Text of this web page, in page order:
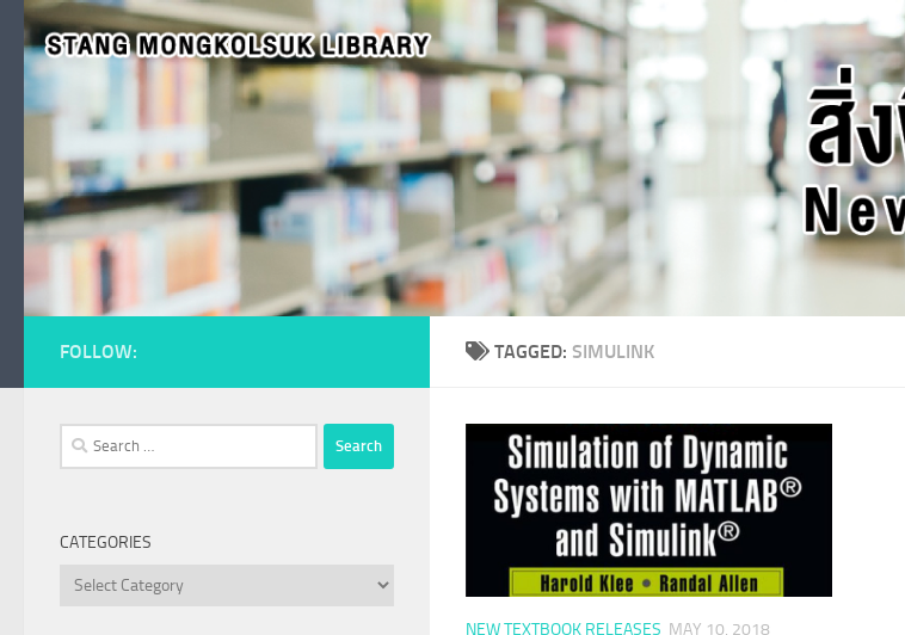
Skip to content
TAGGED: SIMULINK
NEW TEXTBOOK RELEASES MAY 10, 2018
FOLLOW:
Search
for:
CATEGORIES
Categories